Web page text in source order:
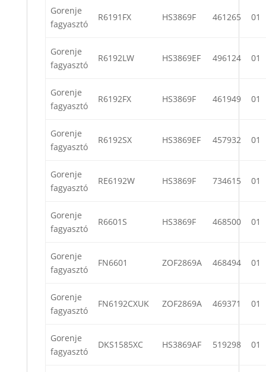
Gorenje
fagyasztó
R6191FX HS3869F 461265 01
Gorenje
fagyasztó
R6192LW HS3869EF 496124 01
Gorenje
fagyasztó
R6192FX HS3869F 461949 01
Gorenje
fagyasztó
R6192SX HS3869EF 457932 01
Gorenje
fagyasztó
RE6192W HS3869F 734615 01
Gorenje
fagyasztó
R6601S HS3869F 468500 01
Gorenje
fagyasztó
FN6601 ZOF2869A 468494 01
Gorenje
fagyasztó
FN6192CXUK ZOF2869A 469371 01
Gorenje
fagyasztó
DKS1585XC HS3869AF 519298 01